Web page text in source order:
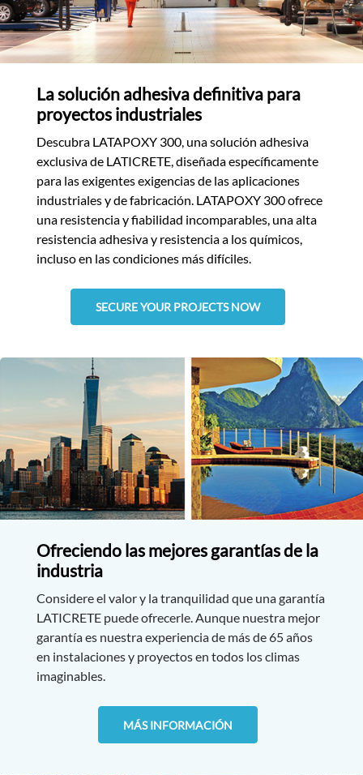
La solución adhesiva definitiva para
proyectos industriales
Descubra LATAPOXY 300, una solución adhesiva
exclusiva de LATICRETE, diseñada específicamente
para las exigentes exigencias de las aplicaciones
industriales y de fabricación. LATAPOXY 300 ofrece
una resistencia y fiabilidad incomparables, una alta
resistencia adhesiva y resistencia a los químicos,
incluso en las condiciones más difíciles.
SECURE YOUR PROJECTS NOW
Ofreciendo las mejores garantías de la
industria
Considere el valor y la tranquilidad que una garantía
LATICRETE puede ofrecerle. Aunque nuestra mejor
garantía es nuestra experiencia de más de 65 años
en instalaciones y proyectos en todos los climas
imaginables.
MÁS INFORMACIÓN